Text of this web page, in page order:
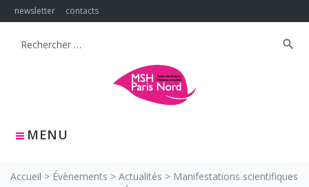
Skip
to
newsletter contacts
MENU
Search
search
Accueil > Évènements > Actualités > Manifestations scientifiques